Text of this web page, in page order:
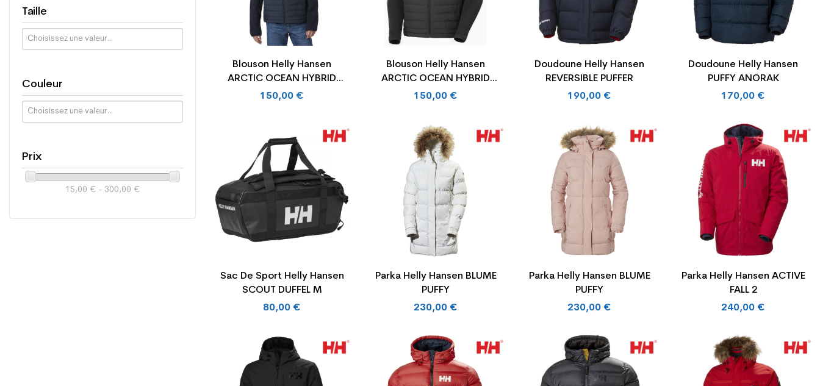
Taille
Couleur
Prix
15,00 € - 300,00 €
Blouson Helly Hansen
ARCTIC OCEAN HYBRID
INSULATOR
150,00 €
Blouson Helly Hansen
ARCTIC OCEAN HYBRID
INSULATOR
150,00 €
Doudoune Helly Hansen
REVERSIBLE PUFFER
190,00 €
Doudoune Helly Hansen
PUFFY ANORAK
170,00 €
Sac De Sport Helly Hansen
SCOUT DUFFEL M
80,00 €
Parka Helly Hansen BLUME
PUFFY
230,00 €
Parka Helly Hansen BLUME
PUFFY
230,00 €
Parka Helly Hansen ACTIVE
FALL 2
240,00 €